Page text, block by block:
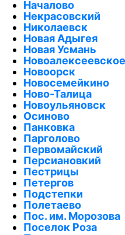
Началово
Некрасовский
Николаевск
Новая Адыгея
Новая Усмань
Новоалексеевское
Новоорск
Новосемейкино
Ново-Талица
Новоульяновск
Осиново
Панковка
Парголово
Первомайский
Персиановкий
Пестрицы
Петергов
Подстепки
Полетаево
Пос. им. Морозова
Поселок Роза